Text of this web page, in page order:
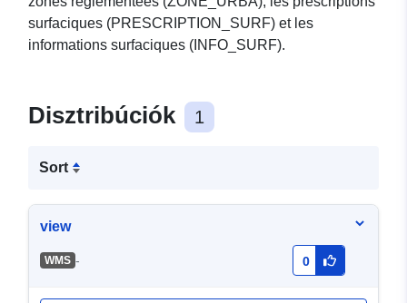
surfaciques (PRESCRIPTION_SURF) et les
informations surfaciques (INFO_SURF).
Disztribúciók 1
Sort
view
WMS - 0